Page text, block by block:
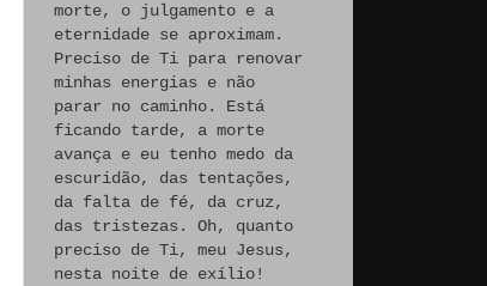
morte, o julgamento e a
eternidade se aproximam.
Preciso de Ti para renovar
minhas energias e não
parar no caminho. Está
ficando tarde, a morte
avança e eu tenho medo da
escuridão, das tentações,
da falta de fé, da cruz,
das tristezas. Oh, quanto
preciso de Ti, meu Jesus,
nesta noite de exílio!